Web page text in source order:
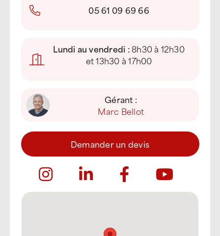
05 61 09 69 66
Lundi au vendredi :8h30 à 12h30
et 13h30 à 17h00
Gérant :
Marc Bellot
Demander un devis